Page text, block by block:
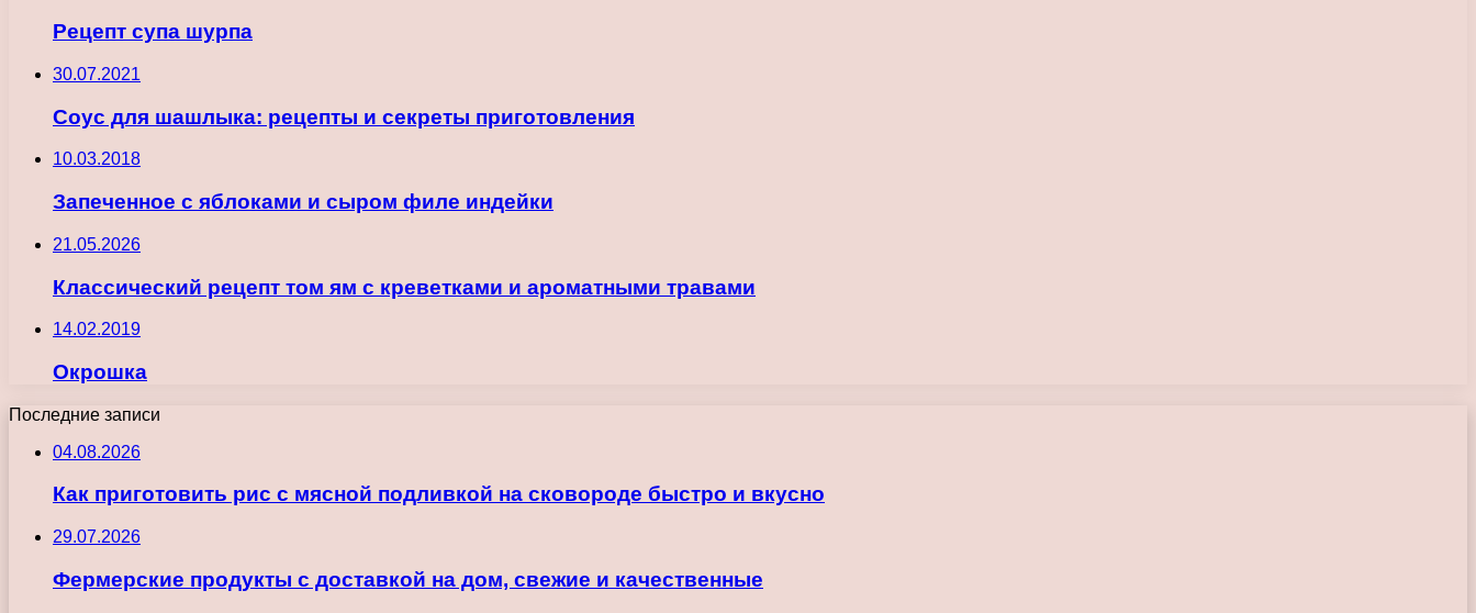
Рецепт супа шурпа
30.07.2021
Соус для шашлыка: рецепты и секреты приготовления
10.03.2018
Запеченное с яблоками и сыром филе индейки
21.05.2026
Классический рецепт том ям с креветками и ароматными травами
14.02.2019
Окрошка
Последние записи
04.08.2026
Как приготовить рис с мясной подливкой на сковороде быстро и вкусно
29.07.2026
Фермерские продукты с доставкой на дом, свежие и качественные